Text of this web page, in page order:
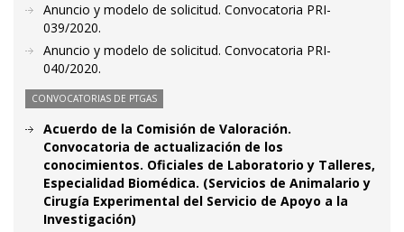
Anuncio y modelo de solicitud. Convocatoria PRI-
039/2020.
Anuncio y modelo de solicitud. Convocatoria PRI-
040/2020.
CONVOCATORIAS DE PTGAS
Acuerdo de la Comisión de Valoración.
Convocatoria de actualización de los
conocimientos. Oficiales de Laboratorio y Talleres,
Especialidad Biomédica. (Servicios de Animalario y
Cirugía Experimental del Servicio de Apoyo a la
Investigación)